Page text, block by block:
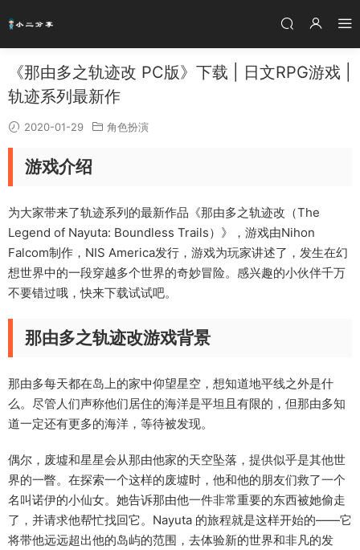
《那由多之轨迹改 PC版》下载 | 日文RPG游戏 |
轨迹系列最新作
2020-01-29 角色扮演
游戏介绍
为大家带来了轨迹系列的最新作品《那由多之轨迹改（The
Legend of Nayuta: Boundless Trails）》，游戏由Nihon
Falcom制作，NIS America发行，游戏为玩家讲述了，发生在幻
想世界中的一段穿越多个世界的奇妙冒险。感兴趣的小伙伴千万
不要错过哦，快来下载试试吧。
那由多之轨迹改游戏背景
那由多每天都在岛上的家中仰望星空，想知道地平线之外是什
么。尽管人们声称他们居住的海洋是平坦且有限的，但那由多知
道一定还有更多的海洋，等待被发现。
偶尔，废墟和星星会从那由他家的天空坠落，提供似乎是其他世
界的一瞥。在探索一个这样的废墟时，他和他的朋友们救了一个
名叫诺伊的小仙女。她告诉那由他一件非常重要的东西被她偷走
了，并请求他帮忙找回它。Nayuta 的旅程就是这样开始的——它
将带他远远超出他的岛屿的范围，去体验新的世界和非凡的发